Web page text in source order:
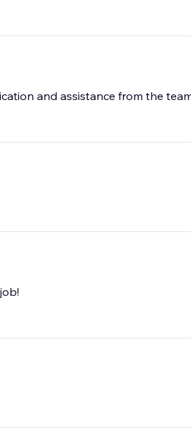
and assistance from the